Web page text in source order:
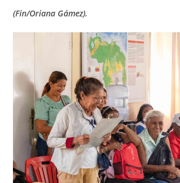
(Fin/Oriana Gámez).